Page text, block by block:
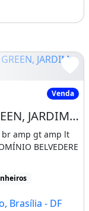
JARDIMVenda
CONDOMÍNIO BELVEDERE GREEN, JARDIM BOTÂNICO-DF!
br amp gt amp lt
BELVEDERE
Brasília - DF